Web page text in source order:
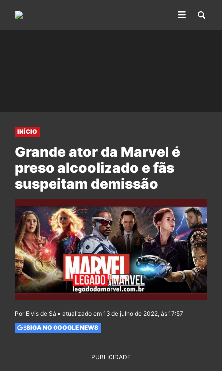
INÍCIO
Grande ator da Marvel é
preso alcoolizado e fãs
suspeitam demissão
Por Elvis de Sá • atualizado em 13 de julho de 2022, às 17:57
SIGA NO GOOGLE NEWS
PUBLICIDADE